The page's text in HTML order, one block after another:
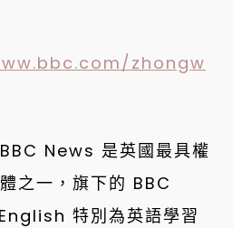
zhongw
News 是英國最具權
之一，旗下的 BBC
特別為英語學習